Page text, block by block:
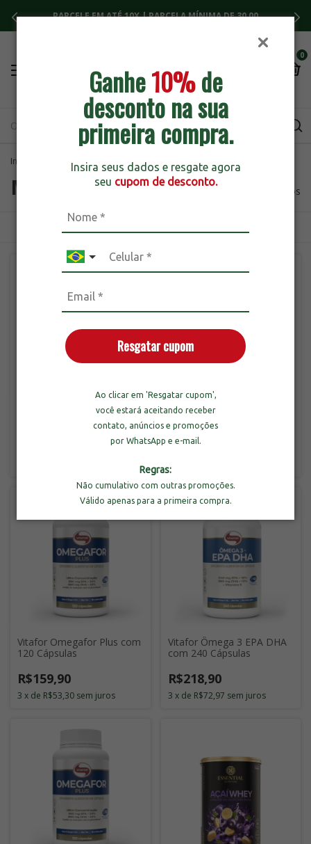
Ganhe10%de
desconto na sua
primeira compra.
Insira seus dados e resgate agora
seu cupom de desconto.
Resgatar cupom
Ao clicar em 'Resgatar cupom',
você estará aceitando receber
contato, anúncios e promoções
por WhatsApp e e-mail.
Regras:
Não cumulativo com outras promoções.
Válido apenas para a primeira compra.
PARCELE EM ATÉ 10X | PARCELA MÍNIMA DE 30,00
0
Início Marcas
Marcas 282 produtos
Vitafor Coenzima Q10
200mg com 120 Cápsulas
Combo 3un de Omegafor
Plus com 120 Cápsulas
- 31%OFF
R$329,70
Vitafor Omegafor Plus com
120 Cápsulas
R$159,90
3 x de R$53,30 sem juros
Vitafor Ômega 3 EPA DHA
com 240 Cápsulas
R$218,90
3 x de R$72,97 sem juros